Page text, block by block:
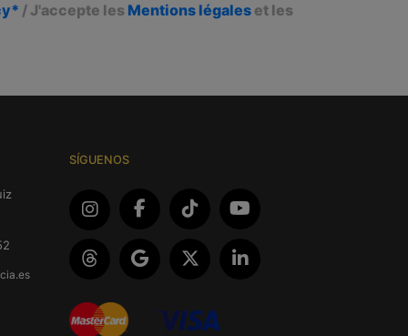
/ J'accepte les Mentions légales et les
SÍGUENOS